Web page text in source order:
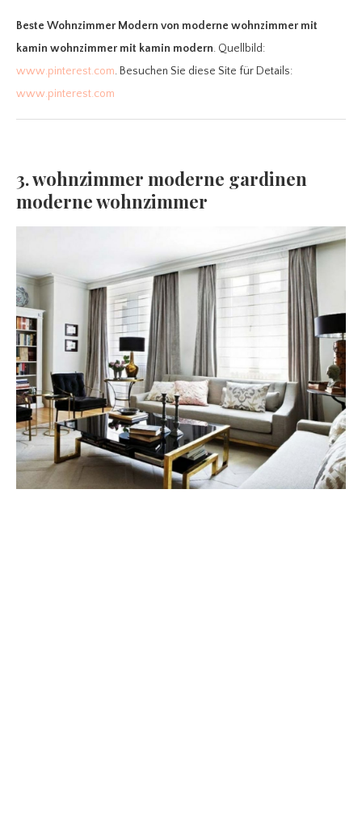
Beste Wohnzimmer Modern von moderne wohnzimmer mit
kamin wohnzimmer mit kamin modern. Quellbild:
www.pinterest.com. Besuchen Sie diese Site für Details:
www.pinterest.com
3. wohnzimmer moderne gardinen
moderne wohnzimmer